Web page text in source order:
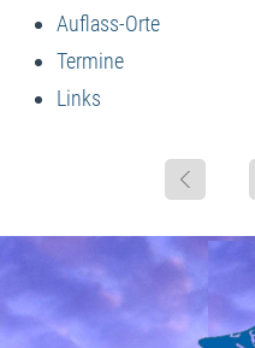
Auflass-Orte
Termine
Links